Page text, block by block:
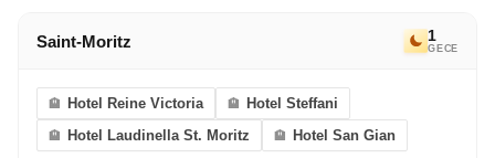
Saint-Moritz 1
GECE
Hotel Reine Victoria
Hotel Steffani
Hotel Laudinella St. Moritz
Hotel San Gian